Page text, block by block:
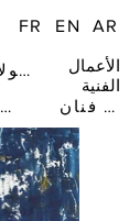
FR EN AR
الأعمال
الفنية
فن الكولاج والنقش
معرض فني
كتاب فنان